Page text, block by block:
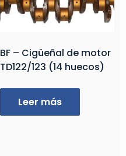
BF – Cigüeñal de motor
TD122/123 (14 huecos)
Leer más